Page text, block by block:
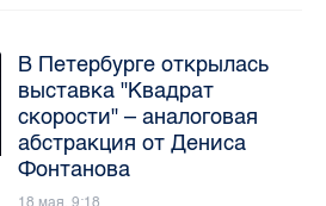
В Петербурге открылась
выставка "Квадрат
скорости" – аналоговая
абстракция от Дениса
Фонтанова